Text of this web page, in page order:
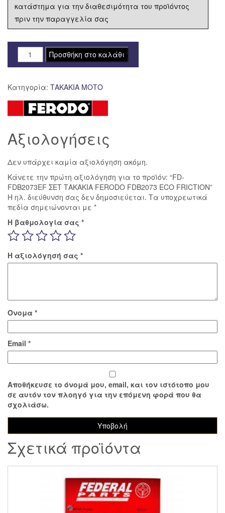
κατάστημα για την διαθεσιμότητα του προϊόντος
πριν την παραγγελία σας
FD-
FDB2073EF
ΤΑΚΑΚΙΑ
FERODO
FDB2073
FRICTION
Προσθήκη στο καλάθι
Κατηγορία: ΤΑΚΑΚΙΑ ΜΟΤΟ
Αξιολογήσεις
Δεν υπάρχει καμία αξιολόγηση ακόμη.
Κάνετε την πρώτη αξιολόγηση για το προϊόν: “FD-
FDB2073EF ΣΕΤ ΤΑΚΑΚΙΑ FERODO FDB2073 ECO FRICTION”
Η ηλ. διεύθυνση σας δεν δημοσιεύεται. Τα υποχρεωτικά
πεδία σημειώνονται με *
Η βαθμολογία σας *
Η αξιολόγησή σας *
Όνομα *
Email *
Αποθήκευσε το όνομά μου, email, και τον ιστότοπο μου
σε αυτόν τον πλοηγό για την επόμενη φορά που θα
σχολιάσω.
Σχετικά προϊόντα